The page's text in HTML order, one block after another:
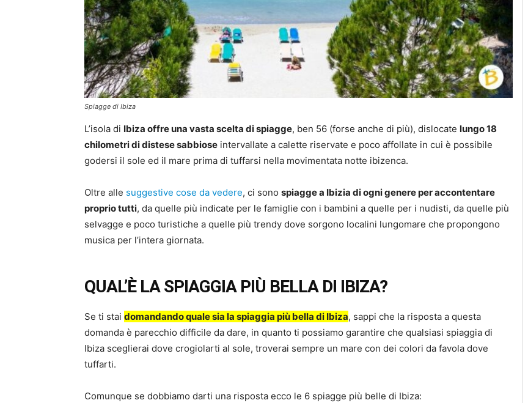
Spiagge di Ibiza
L’isola di Ibiza offre una vasta scelta di spiagge, ben 56 (forse anche di più), dislocate lungo 18
chilometri di distese sabbiose intervallate a calette riservate e poco affollate in cui è possibile
godersi il sole ed il mare prima di tuffarsi nella movimentata notte ibizenca.
Oltre alle suggestive cose da vedere, ci sono spiagge a Ibizia di ogni genere per accontentare
proprio tutti, da quelle più indicate per le famiglie con i bambini a quelle per i nudisti, da quelle più
selvagge e poco turistiche a quelle più trendy dove sorgono localini lungomare che propongono
musica per l’intera giornata.
QUAL’È LA SPIAGGIA PIÙ BELLA DI IBIZA?
Se ti stai domandando quale sia la spiaggia più bella di Ibiza, sappi che la risposta a questa
domanda è parecchio difficile da dare, in quanto ti possiamo garantire che qualsiasi spiaggia di
Ibiza sceglierai dove crogiolarti al sole, troverai sempre un mare con dei colori da favola dove
tuffarti.
Comunque se dobbiamo darti una risposta ecco le 6 spiagge più belle di Ibiza: